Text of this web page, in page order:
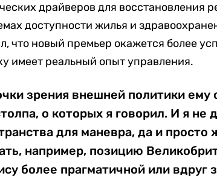
драйверов для восстановления
доступности жилья и
что новый премьер окажется более
имеет реальный опыт управления.
зрения внешней политики ему
о которых я говорил. И я не
для маневра, да и просто
например, позицию
более прагматичной или вдруг